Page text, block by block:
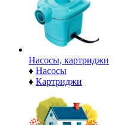
Насосы, картриджи
♦ Насосы
♦ Картриджи